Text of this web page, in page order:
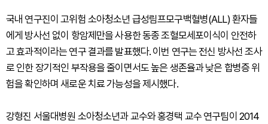
국내 연구진이 고위험 소아청소년 급성림프모구백혈병(ALL) 환자들
에게 방사선 없이 항암제만을 사용한 동종 조혈모세포이식이 안전하
고 효과적이라는 연구 결과를 발표했다. 이번 연구는 전신 방사선 조사
로 인한 장기적인 부작용을 줄이면서도 높은 생존율과 낮은 합병증 위
험을 확인하며 새로운 치료 가능성을 제시했다.
강형진 서울대병원 소아청소년과 교수와 홍경택 교수 연구팀이 2014